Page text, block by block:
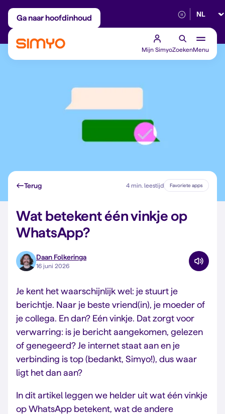
Ga naar hoofdinhoud
Maandelijks aanpasbaar Betrouwbaar
Mijn SimyoZoekenMenu
Terug 4 min. leestijd Favoriete apps
Wat betekent één vinkje op
WhatsApp?
Daan Folkeringa
16 juni 2026
Je kent het waarschijnlijk wel: je stuurt je
berichtje. Naar je beste vriend(in), je moeder of
je collega. En dan? Eén vinkje. Dat zorgt voor
verwarring: is je bericht aangekomen, gelezen
of genegeerd? Je internet staat aan en je
verbinding is top (bedankt, Simyo!), dus waar
ligt het dan aan?
In dit artikel leggen we helder uit wat één vinkje
op WhatsApp betekent, wat de andere